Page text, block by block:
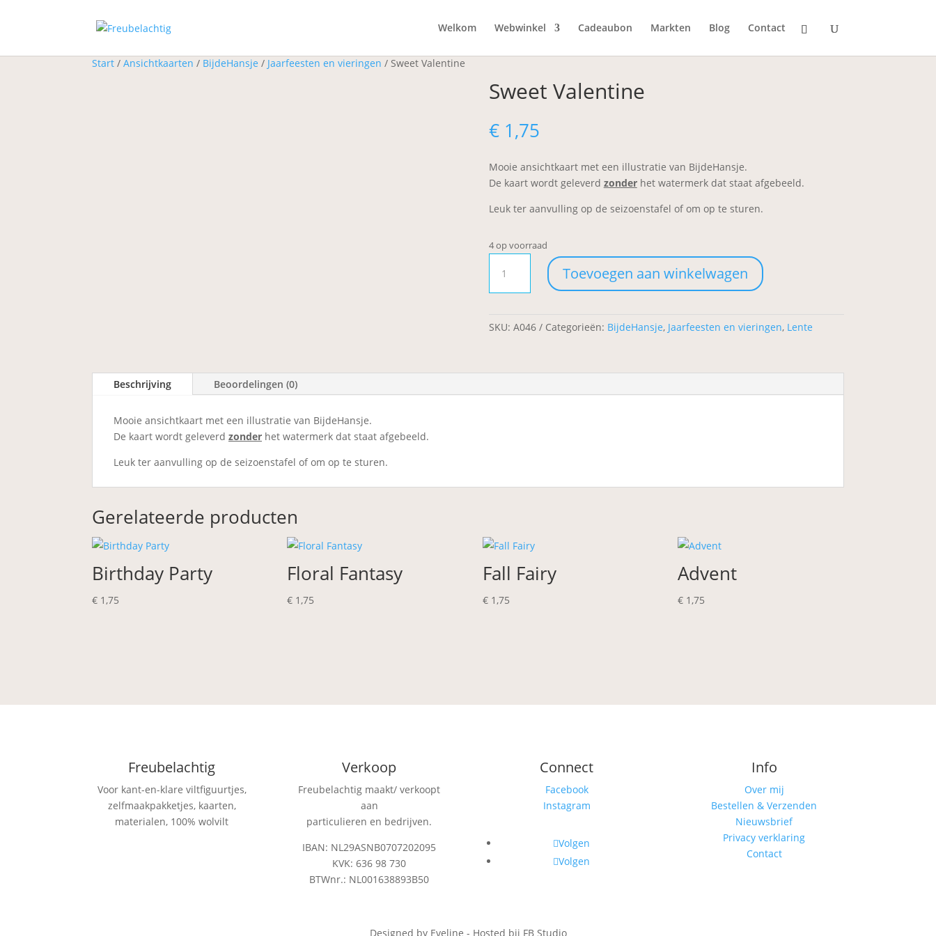
Welkom Webwinkel Cadeaubon Markten Blog Contact
Start / Ansichtkaarten / BijdeHansje / Jaarfeesten en vieringen / Sweet Valentine
Sweet Valentine
€1,75
Mooie ansichtkaart met een illustratie van BijdeHansje.
De kaart wordt geleverd zonder het watermerk dat staat afgebeeld.
Leuk ter aanvulling op de seizoenstafel of om op te sturen.
4 op voorraad
Valentine
aantal
Toevoegen aan winkelwagen
SKU: A046 Categorieën: BijdeHansje, Jaarfeesten en vieringen, Lente
Beschrijving Beoordelingen (0)
Mooie ansichtkaart met een illustratie van BijdeHansje.
De kaart wordt geleverd zonder het watermerk dat staat afgebeeld.
Leuk ter aanvulling op de seizoenstafel of om op te sturen.
Gerelateerde producten
Birthday Party
€ 1,75
Floral Fantasy
€ 1,75
Fall Fairy
€1,75
Advent
€1,75
Freubelachtig
Voor kant-en-klare viltfiguurtjes,
zelfmaakpakketjes, kaarten,
materialen, 100% wolvilt
Verkoop
Freubelachtig maakt/ verkoopt
aan
particulieren en bedrijven.
IBAN: NL29ASNB0707202095
KVK: 636 98 730
BTWnr.: NL001638893B50
Connect
Facebook
Instagram
Volgen
Volgen
Info
Over mij
Bestellen & Verzenden
Nieuwsbrief
Privacy verklaring
Contact
Designed by Eveline - Hosted bij FB Studio